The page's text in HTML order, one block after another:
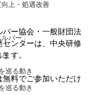
上・処遇改善
パー」
き
巡る動き
巡る動き
パー協会・一般財団法
センターは、中央研修
す。
無料でご参加いただけ